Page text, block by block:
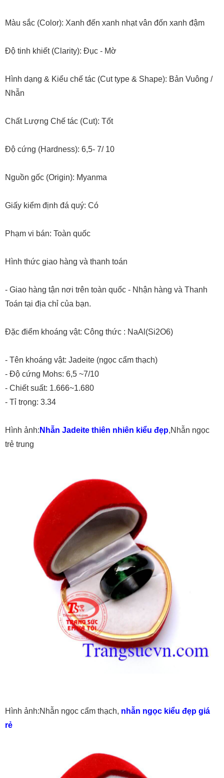
Màu sắc (Color): Xanh đến xanh nhạt vân đốn xanh đậm
Độ tinh khiết (Clarity): Đục - Mờ
Hình dạng & Kiểu chế tác (Cut type & Shape): Bản Vuông /
Nhẫn
Chất Lượng Chế tác (Cut): Tốt
Độ cứng (Hardness): 6,5- 7/ 10
Nguồn gốc (Origin): Myanma
Giấy kiểm định đá quý: Có
Phạm vi bán: Toàn quốc
Hình thức giao hàng và thanh toán
- Giao hàng tận nơi trên toàn quốc - Nhận hàng và Thanh
Toán tại địa chỉ của bạn.
Đặc điểm khoáng vật: Công thức : NaAl(Si2O6)
- Tên khoáng vật: Jadeite (ngọc cẩm thạch)
- Độ cứng Mohs: 6,5 ~7/10
- Chiết suất: 1.666~1.680
- Tỉ trọng: 3.34
Hình ảnh: Nhẫn Jadeite thiên nhiên kiểu đẹp,Nhẫn ngọc
trẻ trung
Hình ảnh:Nhẫn ngọc cẩm thạch, nhẫn ngọc kiểu đẹp giá
rẻ